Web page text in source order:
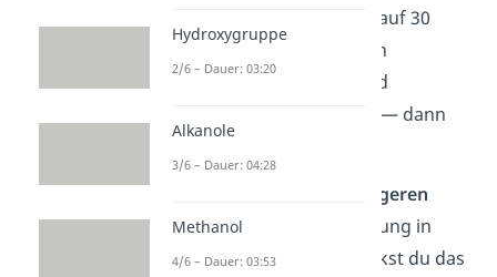
Konzentration des Gases auf 30
ppm, kann es zu schweren
Lungenentzündungen und
Lungenödemen kommen — dann
längeren
Zeitraum mit der Verbindung in
Berührung kommen, merkst du das
Hydroxygruppe
2/6 – Dauer: 03:20
Alkanole
3/6 – Dauer: 04:28
Methanol
4/6 – Dauer: 03:53